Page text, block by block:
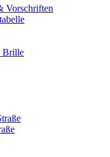
Vorschriften
Brille